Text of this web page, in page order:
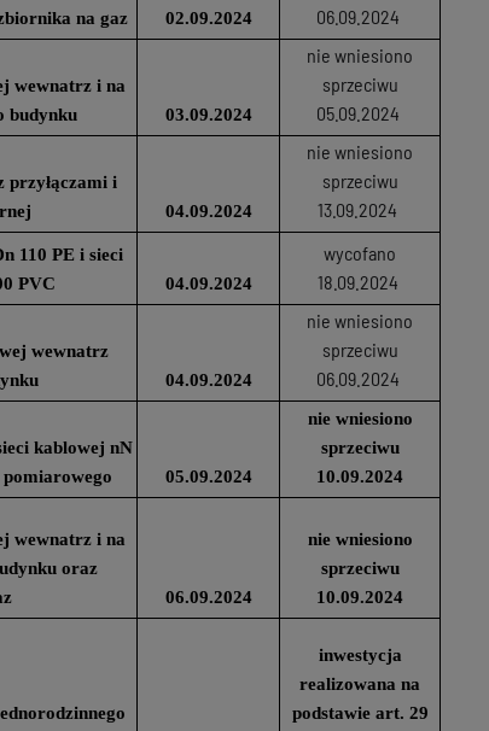
na gaz
02.09.2024
06.09.2024
wewnatrz i na
budynku
03.09.2024
nie wniesiono
sprzeciwu
05.09.2024
przyłączami i
04.09.2024
nie wniesiono
sprzeciwu
13.09.2024
110 PE i sieci
PVC
04.09.2024
wycofano
18.09.2024
wewnatrz
04.09.2024
nie wniesiono
sprzeciwu
06.09.2024
kablowej nN
05.09.2024
nie wniesiono
sprzeciwu
10.09.2024
wewnatrz i na
oraz
06.09.2024
nie wniesiono
sprzeciwu
10.09.2024
inwestycja
realizowana na
podstawie art. 29